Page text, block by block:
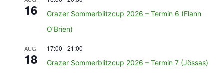
16
Grazer Sommerblitzcup 2026 – Termin 6 (Flann
O’Brien)
AUG.
18
17:00 -21:00
Grazer Sommerblitzcup 2026 – Termin 7 (Jössas)